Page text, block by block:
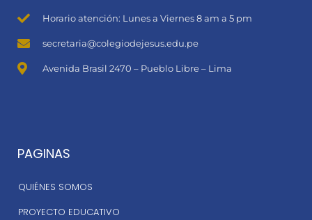
Horario atención: Lunes a Viernes 8 am a 5 pm
secretaria@colegiodejesus.edu.pe
Avenida Brasil 2470 – Pueblo Libre – Lima
PAGINAS
QUIÉNES SOMOS
PROYECTO EDUCATIVO